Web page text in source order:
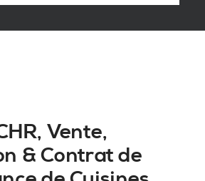
Vente,
& Contrat de